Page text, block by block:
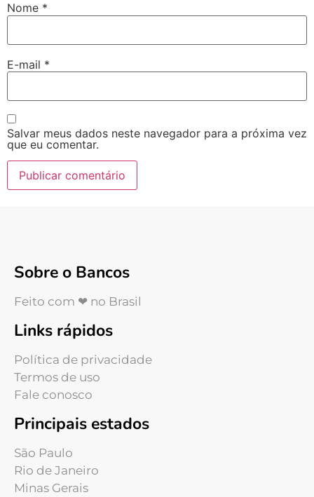
Nome *
E-mail *
Salvar meus dados neste navegador para a próxima vez
que eu comentar.
Sobre o Bancos
Feito com ❤ no Brasil
Links rápidos
Política de privacidade
Termos de uso
Fale conosco
Principais estados
São Paulo
Rio de Janeiro
Minas Gerais